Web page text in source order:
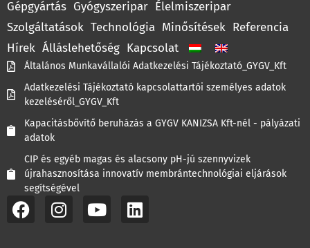
Gépgyártás Gyógyszeripar Élelmiszeripar
Szolgáltatások Technológia Minősítések Referencia
Hírek Álláslehetőség Kapcsolat
Általános Munkavállalói Adatkezelési Tájékoztató_GYGV_Kft
Adatkezelési Tájékoztató kapcsolattartói személyes adatok
kezeléséről_GYGV_Kft
Kapacitásbővítő beruházás a GYGV KANIZSA Kft-nél - pályázati
adatok
CIP és egyéb magas és alacsony pH-jú szennyvizek
újrahasznosítása innovatív membrántechnológiai eljárások
segítségével